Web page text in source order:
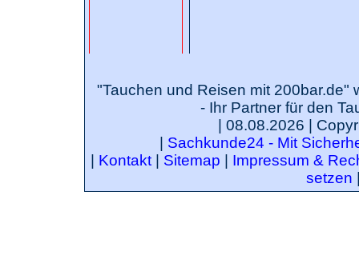
"Tauchen und Reisen mit 200bar.de"
- Ihr Partner für den
| 08.08.2026 |
Sachkunde24 - Mit
Kontakt| Sitemap
Impressum &
setzen